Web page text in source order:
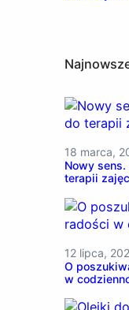
18 marca,
Nowy sens.
terapii
12 lipca,
O
w